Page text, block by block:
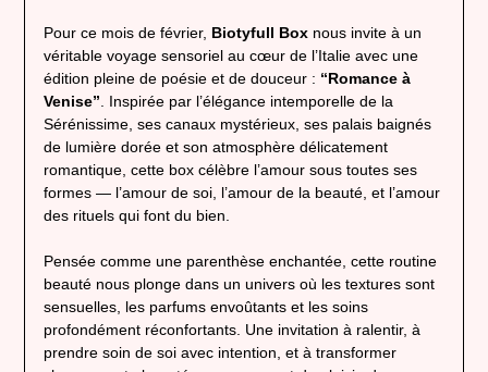
heavenly
Pour ce mois de février, Biotyfull Boxnous invite à un
véritable voyage sensoriel au cœur de l’Italie avec une
édition pleine de poésie et de douceur : “Romance à
Venise” . Inspirée par l’élégance intemporelle de la
Sérénissime, ses canaux mystérieux, ses palais baignés
de lumière dorée et son atmosphère délicatement
romantique, cette box célèbre l’amour sous toutes ses
formes — l’amour de soi, l’amour de la beauté, et l’amour
des rituels qui font du bien.
Pensée comme une parenthèse enchantée, cette routine
beauté nous plonge dans un univers où les textures sont
sensuelles, les parfums envoûtants et les soins
profondément réconfortants. Une invitation à ralentir, à
prendre soin de soi avec intention, et à transformer